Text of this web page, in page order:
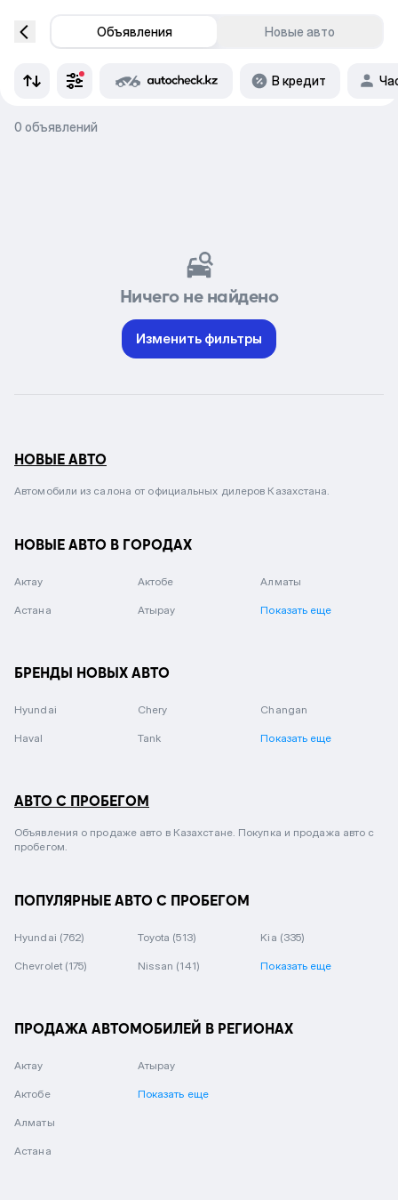
Объявления Новые авто
В кредит
0 объявлений
Ничего не найдено
Изменить фильтры
НОВЫЕ АВТО
Автомобили из салона от официальных дилеров Казахстана.
НОВЫЕ АВТО В ГОРОДАХ
Актау Актобе Алматы
Астана Атырау Показать еще
БРЕНДЫ НОВЫХ АВТО
Hyundai Chery Changan
Haval Tank Показать еще
АВТО С ПРОБЕГОМ
Объявления о продаже авто в Казахстане. Покупка и продажа авто с
пробегом.
ПОПУЛЯРНЫЕ АВТО С ПРОБЕГОМ
Hyundai (762) Toyota (513) Kia (335)
Chevrolet (175) Nissan (141) Показать еще
ПРОДАЖА АВТОМОБИЛЕЙ В РЕГИОНАХ
Актау
Актобе
Алматы
Астана
Атырау
Показать еще